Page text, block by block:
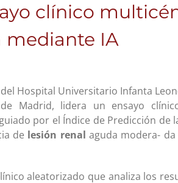
clínico
mediante IA
Hospital Universitario Infanta
Madrid, lidera un ensayo
por el Índice de Predicción de
de lesión renal aguda modera-
aleatorizado que analiza los